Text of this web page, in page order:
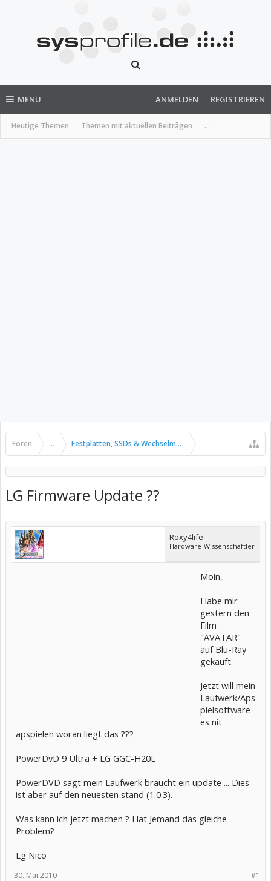
MENU
Heutige Themen Themen mit aktuellen Beiträgen ...
ANMELDEN REGISTRIEREN
Foren ... Festplatten, SSDs & Wechselmedien
LG Firmware Update ??
Roxy4life
Hardware-Wissenschaftler
Moin,
Habe mir
gestern den
Film
"AVATAR"
auf Blu-Ray
gekauft.
Jetzt will mein
Laufwerk/Aps
pielsoftware
es nit
apspielen woran liegt das ???
PowerDvD 9 Ultra + LG GGC-H20L
PowerDVD sagt mein Laufwerk braucht ein update ... Dies
ist aber auf den neuesten stand (1.0.3).
Was kann ich jetzt machen ? Hat Jemand das gleiche
Problem?
Lg Nico
#1
30. Mai 2010